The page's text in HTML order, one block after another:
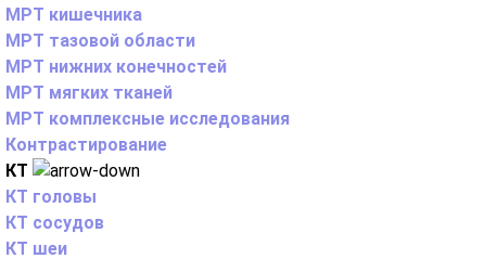
МРТ кишечника
МРТ тазовой области
МРТ нижних конечностей
МРТ мягких тканей
МРТ комплексные исследования
Контрастирование
КТ
КТ головы
КТ сосудов
КТ шеи